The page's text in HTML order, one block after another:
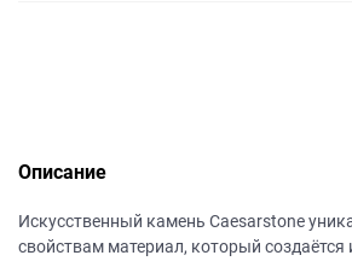
Описание
Искусственный камень Caesarstone
свойствам материал, который